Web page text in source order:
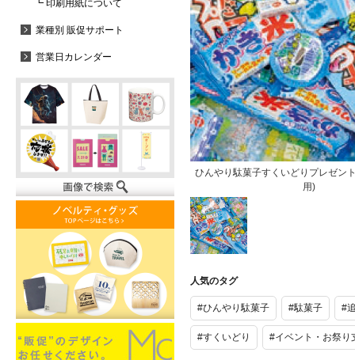
ひんやり駄菓子すくいどりプレゼン
用)
子すくいどり
(100名様分
追加用)
人気のタグ
#ひんやり駄菓子 #駄菓子 #
#すくいどり #イベント・お祭り
┗ 印刷用紙について
業種別 販促サポート
営業日カレンダー